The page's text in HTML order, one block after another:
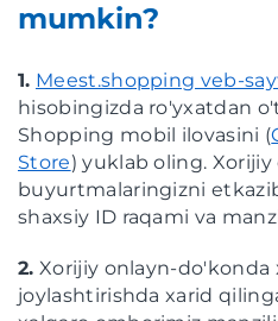
mumkin?
1. Meest.shopping veb-
hisobingizda ro'yxatdan
Shopping mobil ilovasini (
Store) yuklab oling.
buyurtmalaringizni
shaxsiy ID raqami va
2. Xorijiy onlayn-
joylashtirishda xarid